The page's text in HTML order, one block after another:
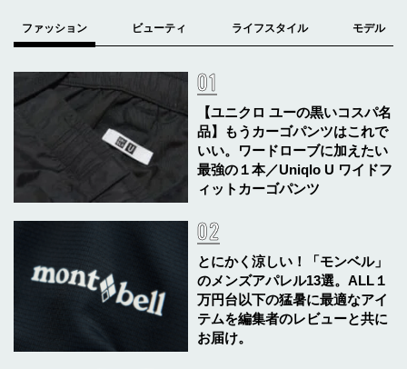
【ユニクロ ユーの黒いコスパ名
品】もうカーゴパンツはこれで
いい。ワードローブに加えたい
最強の１本／Uniqlo U ワイドフ
ィットカーゴパンツ
とにかく涼しい！「モンベル」
のメンズアパレル13選。ALL１
万円台以下の猛暑に最適なアイ
テムを編集者のレビューと共に
お届け。